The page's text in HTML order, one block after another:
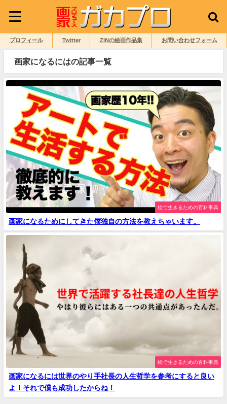
プロフィール Twitter ZiNの絵画作品集 お問い合わせフォーム
画家になるにはの記事一覧
絵で生きるための百科事典
画家になるためにしてきた僕独自の方法を教えちゃいます。
絵で生きるための百科事典
画家になるには世界のやり手社長の人生哲学を参考にすると良い
よ！それで僕も成功したからね！